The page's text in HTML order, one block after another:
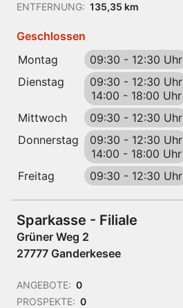
ENTFERNUNG: 135,35 km
Geschlossen
Montag
09:30 - 12:30 Uhr
Dienstag
09:30 - 12:30 Uhr
14:00 - 18:00 Uhr
Mittwoch
09:30 - 12:30 Uhr
Donnerstag
09:30 - 12:30 Uhr
14:00 - 18:00 Uhr
Freitag
09:30 - 12:30 Uhr
Sparkasse - Filiale
Grüner Weg 2
27777 Ganderkesee
ANGEBOTE: 0
PROSPEKTE: 0